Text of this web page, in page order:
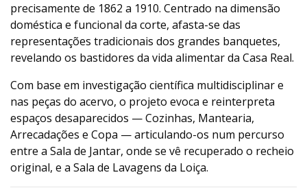
precisamente de 1862 a 1910. Centrado na dimensão
doméstica e funcional da corte, afasta-se das
representações tradicionais dos grandes banquetes,
revelando os bastidores da vida alimentar da Casa Real.
Com base em investigação científica multidisciplinar e
nas peças do acervo, o projeto evoca e reinterpreta
espaços desaparecidos — Cozinhas, Mantearia,
Arrecadações e Copa — articulando-os num percurso
entre a Sala de Jantar, onde se vê recuperado o recheio
original, e a Sala de Lavagens da Loiça.